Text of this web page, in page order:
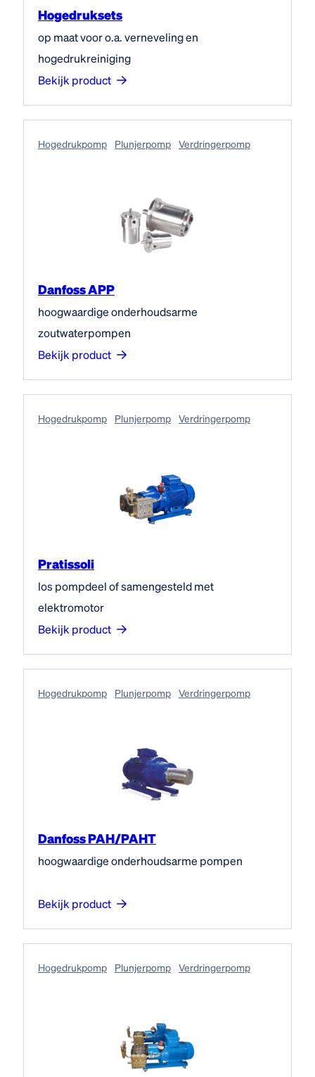
Hogedruksets
op maat voor o.a. verneveling en
hogedrukreiniging
Bekijk product
Hogedruk­pomp Plunjerpomp Verdringerpomp
Danfoss APP
hoogwaardige onderhoudsarme
zoutwaterpompen
Bekijk product
Hogedruk­pomp Plunjerpomp Verdringerpomp
Pratissoli
los pompdeel of samengesteld met
elektromotor
Bekijk product
Hogedruk­pomp Plunjerpomp Verdringerpomp
Danfoss PAH/PAHT
hoogwaardige onderhoudsarme pompen
Bekijk product
Hogedruk­pomp Plunjerpomp Verdringerpomp